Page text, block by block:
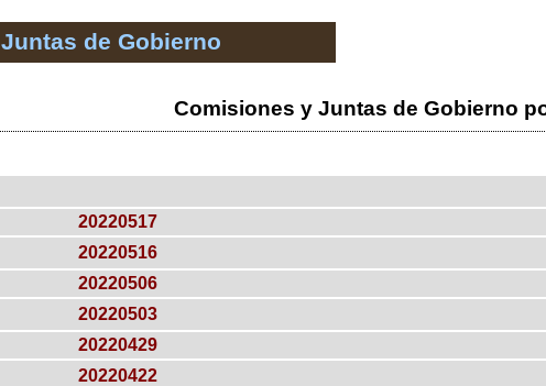
de Gobierno
Comisiones y Juntas de Gobierno
20220517
20220516
20220506
20220503
20220429
20220422